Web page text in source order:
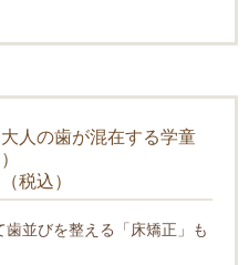
人の歯が混在する学童
税込）
並びを整える「床矯正」も